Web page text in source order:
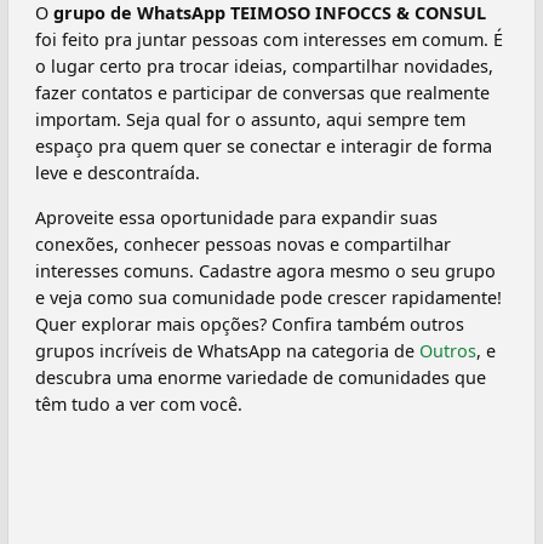
O grupo de WhatsApp TEIMOSO INFOCCS & CONSUL
foi feito pra juntar pessoas com interesses em comum. É
o lugar certo pra trocar ideias, compartilhar novidades,
fazer contatos e participar de conversas que realmente
importam. Seja qual for o assunto, aqui sempre tem
espaço pra quem quer se conectar e interagir de forma
leve e descontraída.
Aproveite essa oportunidade para expandir suas
conexões, conhecer pessoas novas e compartilhar
interesses comuns. Cadastre agora mesmo o seu grupo
e veja como sua comunidade pode crescer rapidamente!
Quer explorar mais opções? Confira também outros
grupos incríveis de WhatsApp na categoria de Outros, e
descubra uma enorme variedade de comunidades que
têm tudo a ver com você.